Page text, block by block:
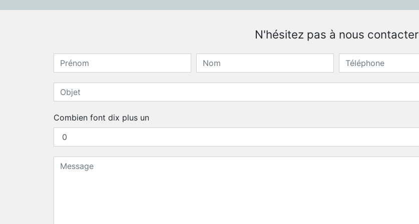
N'hésitez pas à nous contacter
Combien font dix plus un